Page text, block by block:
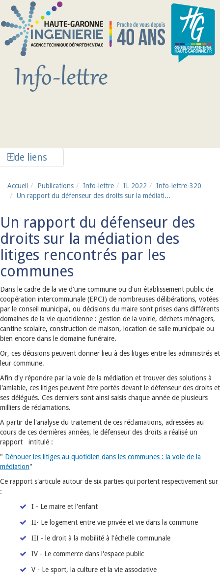
Aller au contenu principal
de liens
Accueil Publications Info-lettre IL 2022
Info-lettre-320
Un rapport du défenseur des droits sur la médiati...
Un rapport du défenseur des
droits sur la médiation des
litiges rencontrés par les
communes
Dans le cadre de la vie d'une commune ou d'un établissement public de
coopération intercommunale (EPCI) de nombreuses délibérations, votées
par le conseil municipal, ou décisions du maire sont prises dans différents
domaines de la vie quotidienne : gestion de la voirie, déchets ménagers,
cantine scolaire, construction de maison, location de salle municipale ou
bien encore dans le domaine funéraire.
Or, ces décisions peuvent donner lieu à des litiges entre les administrés et
leur commune.
Afin d'y répondre par la voie de la médiation et trouver des solutions à
l'amiable, ces litiges peuvent être portés devant le défenseur des droits et
ses délégués. Ces derniers sont ainsi saisis chaque année de plusieurs
milliers de réclamations.
A partir de l'analyse du traitement de ces réclamations, adressées au
cours de ces dernières années, le défenseur des droits a réalisé un
rapport intitulé :
" Dénouer les litiges au quotidien dans les communes : la voie de la
médiation"
Ce rapport s'articule autour de six parties qui portent respectivement sur
:
I - Le maire et l'enfant
II- Le logement entre vie privée et vie dans la commune
III - le droit à la mobilité à l'échelle communale
IV - Le commerce dans l'espace public
V - Le sport, la culture et la vie associative